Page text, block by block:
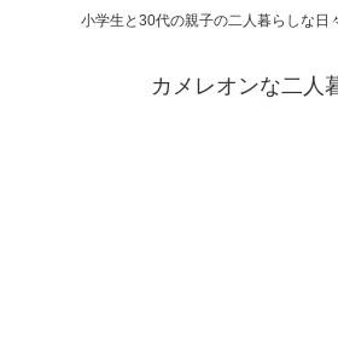
小学生と30代の親子の二人暮らしな日
カメレオンな二人